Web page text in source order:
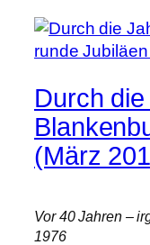
Durch
(März
Vor 40 Jahren –
1976